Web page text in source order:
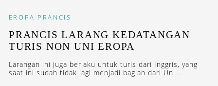
EROPA PRANCIS
PRANCIS LARANG KEDATANGAN
TURIS NON UNI EROPA
Larangan ini juga berlaku untuk turis dari Inggris, yang
saat ini sudah tidak lagi menjadi bagian dari Uni...